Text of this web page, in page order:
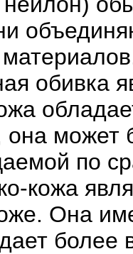
обивка
может
по
кожа
Она
более